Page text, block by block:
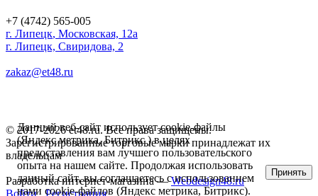
+7 (4742) 565-005
г. Липецк, Московская, 12а
г. Липецк, Свиридова, 2
zakaz@et48.ru
© 2017-2026 et48.ru. Все права защищены.
Зарегистрированные торговые марки принадлежат их
владельцам
Разработка интернет-магазина —Webdesign48.ru
Войти
Регистрация
Данный веб-сайт использует cookie-файлы
(Яндекс метрика, Битрикс ) в целях
предоставления вам лучшего пользовательского
опыта на нашем сайте. Продолжая использовать
данный сайт, вы соглашаетесь с использованием
нами cookie-файлов (Яндекс метрика, Битрикс).
Принять